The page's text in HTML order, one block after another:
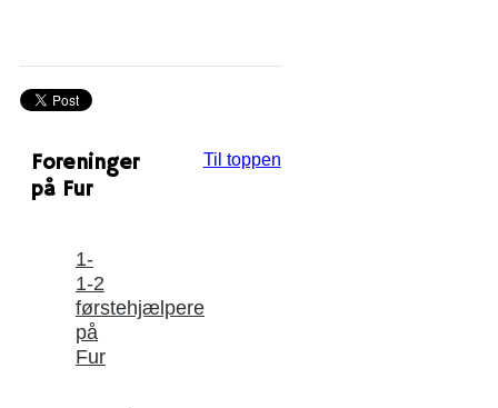
Til toppen
Foreninger
på Fur
1-
1-2
førstehjælpere
på
Fur